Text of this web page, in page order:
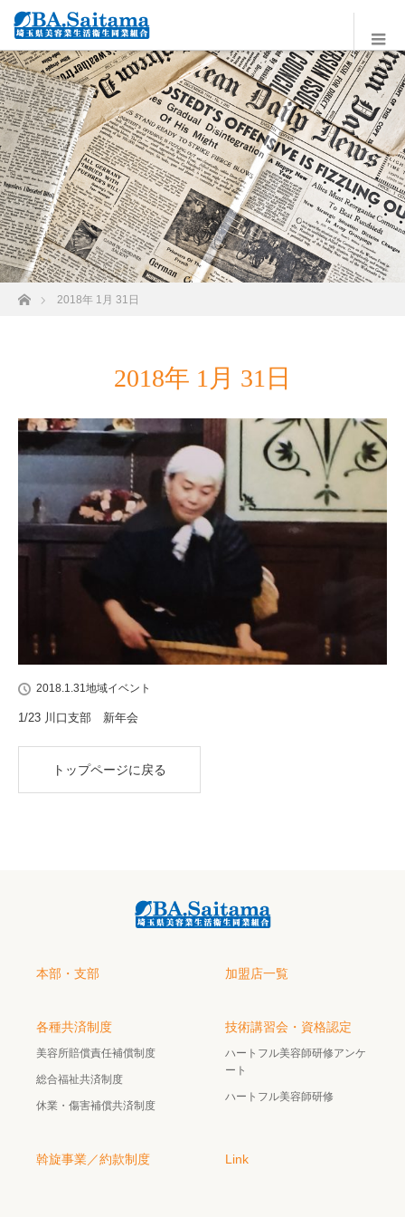
ホーム2018年 1月 31日
2018年 1月 31日
2018.1.31 地域イベント
1/23 川口支部 新年会
トップページに戻る
本部・支部 加盟店一覧
各種共済制度
美容所賠償責任補償制度
総合福祉共済制度
休業・傷害補償共済制度
技術講習会・資格認定
ハートフル美容師研修アンケ
ート
ハートフル美容師研修
斡旋事業／約款制度 Link